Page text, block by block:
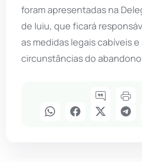
foram apresentadas na
de Iuiu, que ficará
as medidas legais cabíveis
circunstâncias do